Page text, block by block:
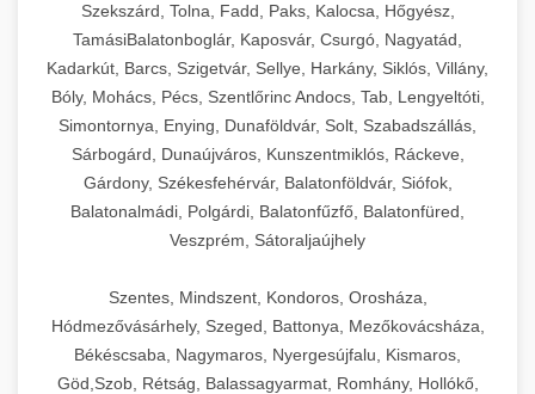
Szekszárd, Tolna, Fadd, Paks, Kalocsa, Hőgyész,
TamásiBalatonboglár, Kaposvár, Csurgó, Nagyatád,
Kadarkút, Barcs, Szigetvár, Sellye, Harkány, Siklós, Villány,
Bóly, Mohács, Pécs, Szentlőrinc Andocs, Tab, Lengyeltóti,
Simontornya, Enying, Dunaföldvár, Solt, Szabadszállás,
Sárbogárd, Dunaújváros, Kunszentmiklós, Ráckeve,
Gárdony, Székesfehérvár, Balatonföldvár, Siófok,
Balatonalmádi, Polgárdi, Balatonfűzfő, Balatonfüred,
Veszprém, Sátoraljaújhely
Szentes, Mindszent, Kondoros, Orosháza,
Hódmezővásárhely, Szeged, Battonya, Mezőkovácsháza,
Békéscsaba, Nagymaros, Nyergesújfalu, Kismaros,
Göd,Szob, Rétság, Balassagyarmat, Romhány, Hollókő,